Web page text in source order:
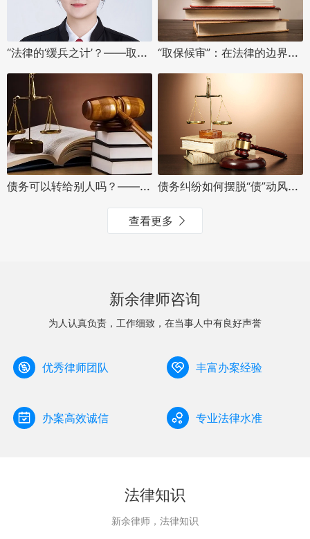
“法律的‘缓兵之计’？——取保候审让自由更近一步” “取保候审”：在法律的边界里“走一走”
债务可以转给别人吗？——债务转移那些你必须了解的法律细节 债务纠纷如何摆脱“债”动风波：债务清偿与法律护航
查看更多
新余律师咨询
为人认真负责，工作细致，在当事人中有良好声誉
优秀律师团队 丰富办案经验
办案高效诚信 专业法律水准
法律知识
新余律师，法律知识